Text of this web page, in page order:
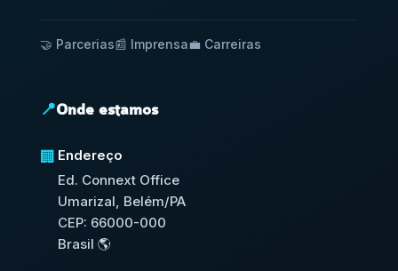
🤝 Parcerias📰 Imprensa💼 Carreiras
📍Onde estamos
🏢 Endereço
Ed. Connext Office
Umarizal, Belém/PA
CEP: 66000-000
Brasil 🌎